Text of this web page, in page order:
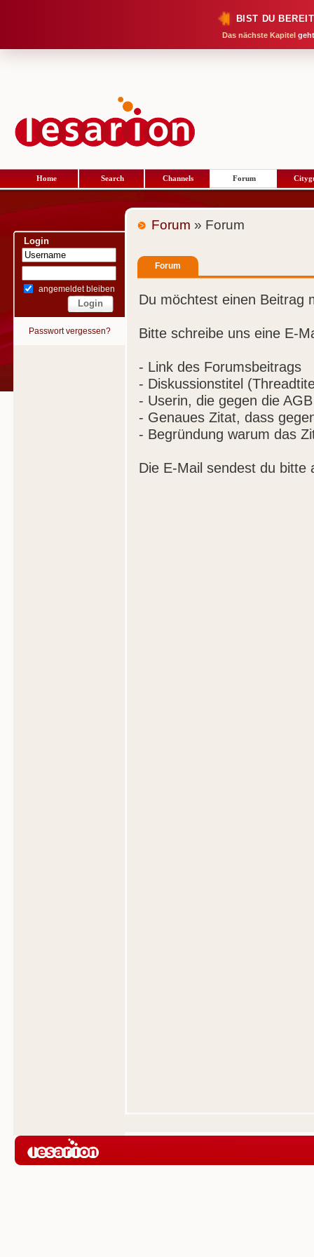
BIST DU
Das nächste Kapitel
Home Search Channels Forum
Login
angemeldet bleiben
Passwort vergessen?
Forum » Forum
Forum
Du möchtest einen Beitrag
Bitte schreibe uns eine E-
- Link des Forumsbeitrags
- Diskussionstitel
- Userin, die gegen die
- Genaues Zitat, dass
- Begründung warum das
Die E-Mail sendest du bitte